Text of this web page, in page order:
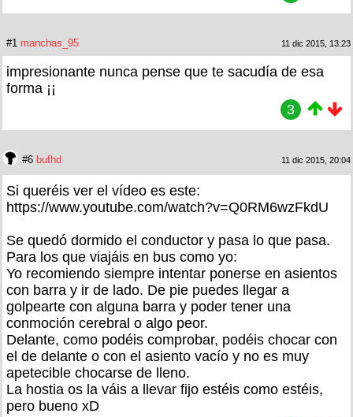
#1 manchas_95 11 dic 2015, 13:23
impresionante nunca pense que te sacudía de esa
forma ¡¡
3
#6 bufhd 11 dic 2015, 20:04
Si queréis ver el vídeo es este:
https://www.youtube.com/watch?v=Q0RM6wzFkdU
Se quedó dormido el conductor y pasa lo que pasa.
Para los que viajáis en bus como yo:
Yo recomiendo siempre intentar ponerse en asientos
con barra y ir de lado. De pie puedes llegar a
golpearte con alguna barra y poder tener una
conmoción cerebral o algo peor.
Delante, como podéis comprobar, podéis chocar con
el de delante o con el asiento vacío y no es muy
apetecible chocarse de lleno.
La hostia os la váis a llevar fijo estéis como estéis,
pero bueno xD